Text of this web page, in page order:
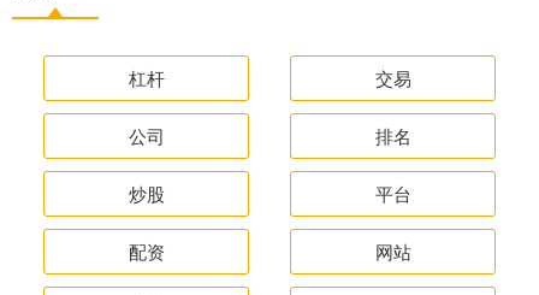
杠杆 交易
公司 排名
炒股 平台
配资 网站